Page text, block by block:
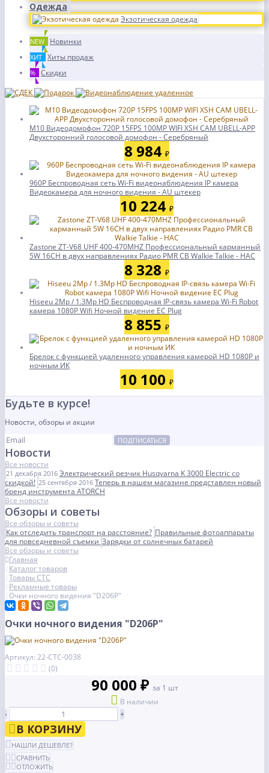
Одежда
Экзотическая одежда
NEW Новинки
ХИТ Хиты продаж
% Скидки
M10 Видеодомофон 720P 15FPS 100MP WIFI XSH CAM UBELL-APP
Двухсторонний голосовой домофон - Серебряный
8 984 ₽
960P Беспроводная сеть Wi-Fi видеонаблюдения IP камера
Видеокамера для ночного видения - AU штекер
10 224 ₽
Zastone ZT-V68 UHF 400-470MHZ Профессиональный карманный
5W 16CH в двух направлениях Радио PMR CB Walkie Talkie - НАС
8 328 ₽
Hiseeu 2Mp / 1.3Mp HD Беспроводная IP-связь камера Wi-Fi Robot
камера 1080P Wifi Ночной видение ЕС Plug
8 855 ₽
Брелок с функцией удаленного управления камерой HD 1080P и
ночным ИК
10 100 ₽
Будьте в курсе!
Новости, обзоры и акции
ПОДПИСАТЬСЯ
Новости
Все новости
21 декабря 2016 Электрический резчик Husqvarna K 3000 Electric со
скидкой! 25 сентября 2016 Теперь в нашем магазине представлен новый
бренд инструмента ATORCH
Все новости
Обзоры и советы
Все обзоры и советы
Как отследить транспорт на расстояние? Правильные фотоаппараты
для повседневной съемкиЗарядки от солнечных батарей
Все обзоры и советы
Главная
Каталог товаров
Товары СТС
Рекламные товары
Очки ночного видения "D206P"
Очки ночного видения "D206P"
Артикул: 22-СТС-0038
(0)
90 000 ₽ за 1 шт
В наличии
-
+
В КОРЗИНУ
НАШЛИ ДЕШЕВЛЕ?
СРАВНИТЬ
ОТЛОЖИТЬ